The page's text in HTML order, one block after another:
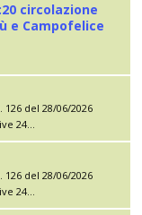
circolazione
e Campofelice
del 28/06/2026
24...
del 28/06/2026
24...